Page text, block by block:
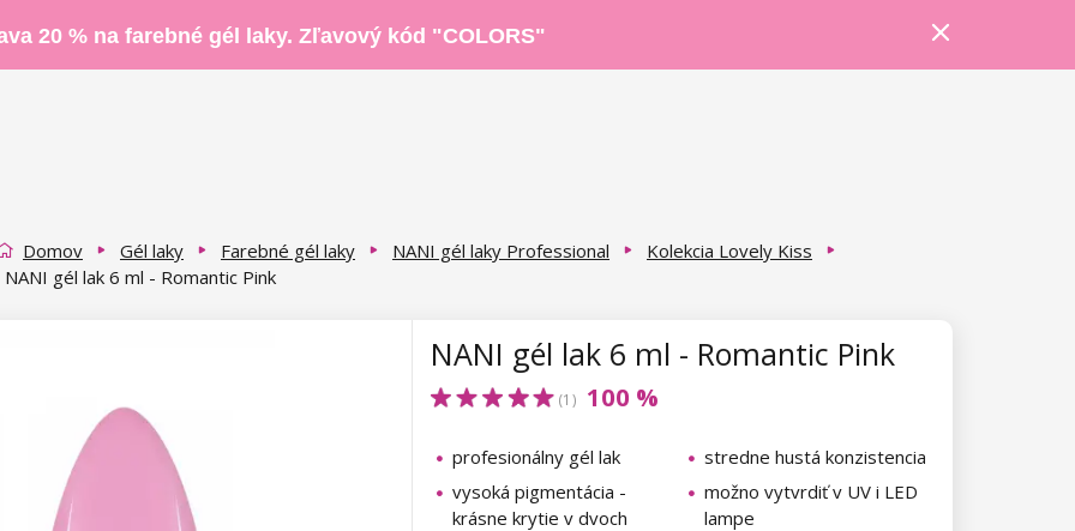
20 % na farebné gél laky. Zľavový kód "COLORS"
Domov Gél laky Farebné gél laky NANI gél laky Professional
Kolekcia Lovely Kiss
NANI gél lak 6 ml - Romantic Pink
NANI gél lak 6 ml - Romantic Pink
(1) 100 %
profesionálny gél lak
stredne hustá konzistencia
vysoká pigmentácia -
krásne krytie v dvoch
možno vytvrdiť v UV i LED
lampe